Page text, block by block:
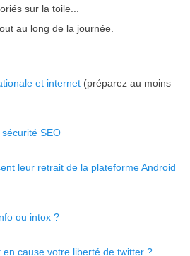
sur la toile...
au long de la journée.
et internet (préparez au moins
SEO
leur retrait de la plateforme Android
ou intox ?
cause votre liberté de twitter ?